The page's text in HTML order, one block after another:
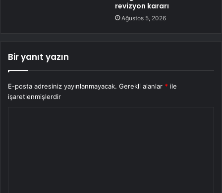
revizyon kararı
Ağustos 5, 2026
Bir yanıt yazın
E-posta adresiniz yayınlanmayacak. Gerekli alanlar * ile
işaretlenmişlerdir